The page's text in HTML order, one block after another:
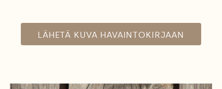
LÄHETÄ KUVA HAVAINTOKIRJAAN